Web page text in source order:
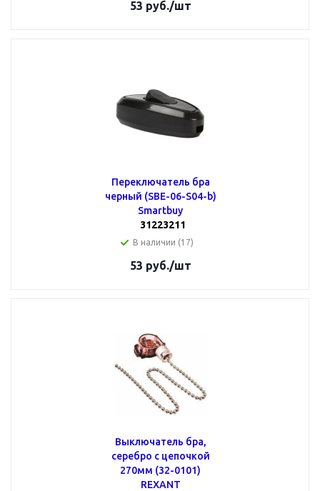
53 руб./шт
Переключатель бра
черный (SBE-06-S04-b)
Smartbuy
31223211
В наличии (17)
53 руб./шт
Выключатель бра,
серебро с цепочкой
270мм (32-0101)
REXANT